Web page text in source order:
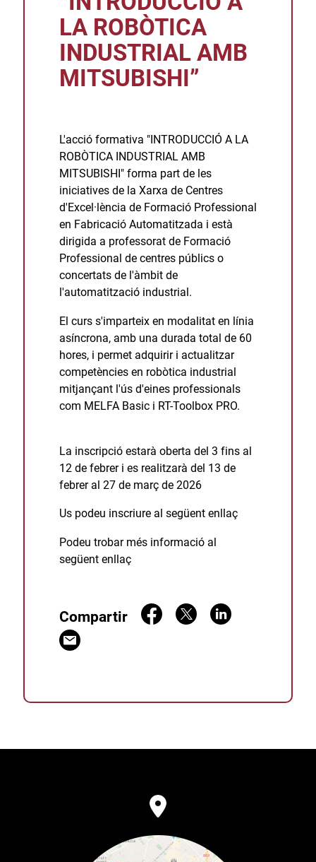
LA ROBÒTICA
INDUSTRIAL AMB
MITSUBISHI”
L'acció formativa "INTRODUCCIÓ A LA
ROBÒTICA INDUSTRIAL AMB
MITSUBISHI" forma part de les
iniciatives de la Xarxa de Centres
d'Excel·lència de Formació Professional
en Fabricació Automatitzada i està
dirigida a professorat de Formació
Professional de centres públics o
concertats de l'àmbit de
l'automatització industrial.
El curs s'imparteix en modalitat en línia
asíncrona, amb una durada total de 60
hores, i permet adquirir i actualitzar
competències en robòtica industrial
mitjançant l'ús d'eines professionals
com MELFA Basic i RT-Toolbox PRO.
La inscripció estarà oberta del 3 fins al
12 de febrer i es realitzarà del 13 de
febrer al 27 de març de 2026
Us podeu inscriure al següent enllaç
Podeu trobar més informació al
següent enllaç
Compartir